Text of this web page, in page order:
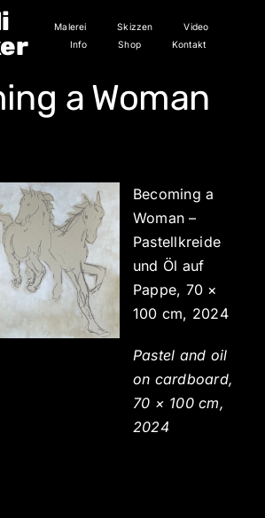
Malerei Skizzen
Video
Info
Shop Kontakt
a Woman
Becoming a
Woman –
Pastellkreide
und Öl auf
Pappe, 70 ×
100 cm, 2024
Pastel and oil
on cardboard,
70 × 100 cm,
2024